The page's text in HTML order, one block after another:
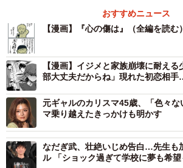
おすすめニュース
【漫画】『心の傷は』（全編を読む）
【漫画】イジメと家族崩壊に耐え
部大丈夫だからね」現れた初恋相
元ギャルのカリスマ45歳、「色々
マ乗り越えたきっかけも明かす
なだぎ武、壮絶いじめ告白…先生も
ル 「ショック過ぎて学校に夢も希望